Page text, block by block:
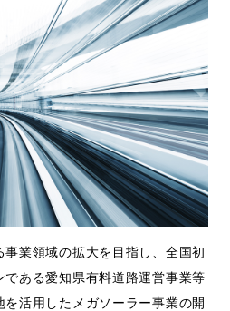
業領域の拡大を目指し、全国初
ある愛知県有料道路運営事業等
活用したメガソーラー事業の開